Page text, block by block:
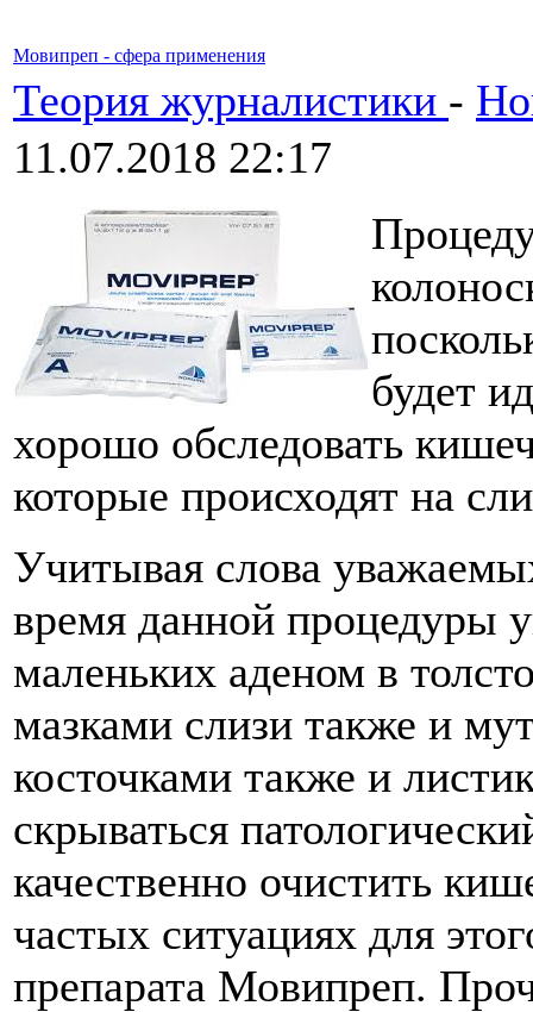
Мовипреп - сфера применения
Теория журналистики -
11.07.2018 22:17
будет
хорошо обследовать
которые происходят на
Учитывая слова
время данной процедуры
маленьких аденом в
мазками слизи также и
косточками также и
скрываться
качественно очистить
частых ситуациях для
препарата Мовипреп.